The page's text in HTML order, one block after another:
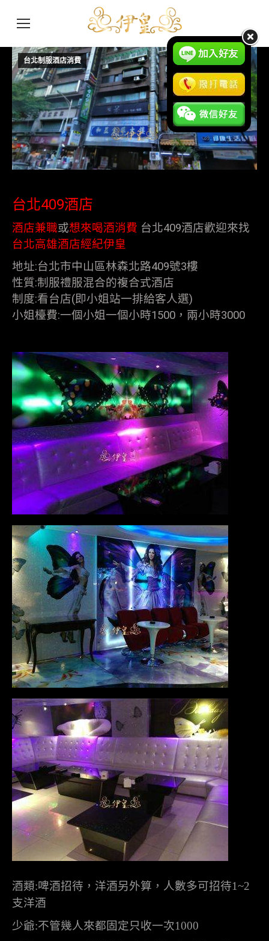
3 月
8
2016
台北制服酒店消費
台北409酒店
酒店兼職或想來喝酒消費 台北409酒店歡迎來找
台北高雄酒店經紀伊皇
地址:台北市中山區林森北路409號3樓
性質:制服禮服混合的複合式酒店
制度:看台店(即小姐站一排給客人選)
小姐檯費:一個小姐一個小時1500，兩小時3000
酒類:啤酒招待，洋酒另外算，人數多可招待1~2
支洋酒
少爺:不管幾人來都固定只收一次1000